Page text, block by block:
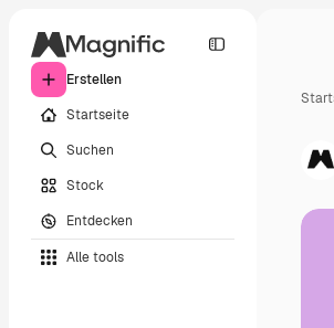
Erstellen
Startseite
Suchen
Stock
Entdecken
Alle tools